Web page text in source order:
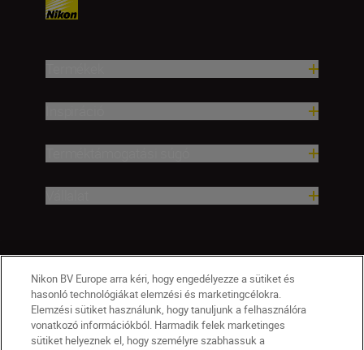
Nikon BV Europe arra kéri, hogy engedélyezze a sütiket és
hasonló technológiákat elemzési és marketingcélokra.
Elemzési sütiket használunk, hogy tanuljunk a felhasználóra
vonatkozó információkból. Harmadik felek marketinges
sütiket helyeznek el, hogy személyre szabhassuk a